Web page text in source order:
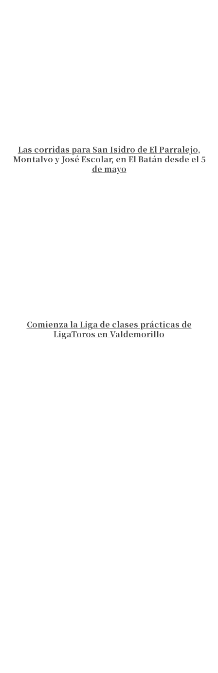
Las corridas para San Isidro de El Parralejo,
Montalvo y José Escolar, en El Batán desde el 5
de mayo
Comienza la Liga de clases prácticas de
LigaToros en Valdemorillo